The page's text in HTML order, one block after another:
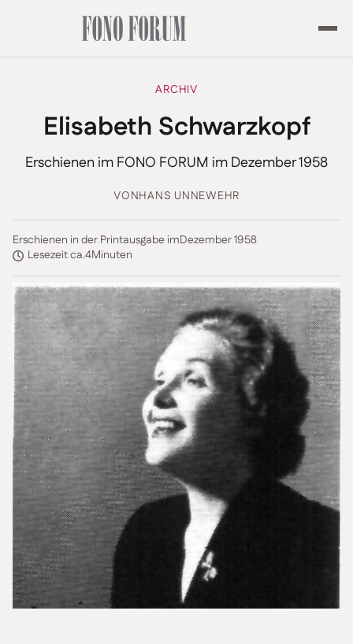
ARCHIV
Elisabeth Schwarzkopf
Erschienen im FONO FORUM im Dezember 1958
VONHANS UNNEWEHR
Erschienen in der Printausgabe imDezember 1958
Lesezeit ca.4Minuten